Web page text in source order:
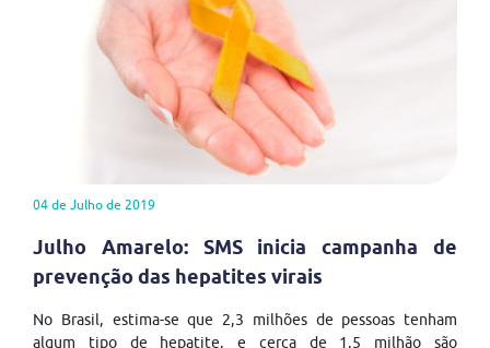
04 de Julho de 2019
Julho Amarelo: SMS inicia campanha de
prevenção das hepatites virais
No Brasil, estima-se que 2,3 milhões de pessoas tenham
algum tipo de hepatite, e cerca de 1,5 milhão são